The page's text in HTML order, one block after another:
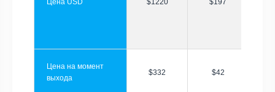
Цена USD $1220 $197
Цена на момент
выхода
$332 $42